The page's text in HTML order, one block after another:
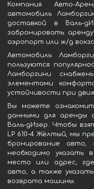
Компания Авто-
автомобиль
доставкой в Валь-
забронировать
аэропорт или ж/д
Автомобиль
пользуются
Ламборгини
элементами
устойчивости при
Вы можете
данными для аренды
Валь-дИзер. Чтобы
LP 610-4 Жёлтый, мы
бронирование авто,
необходимо
место или адрес,
авто, а также
возврата машины.